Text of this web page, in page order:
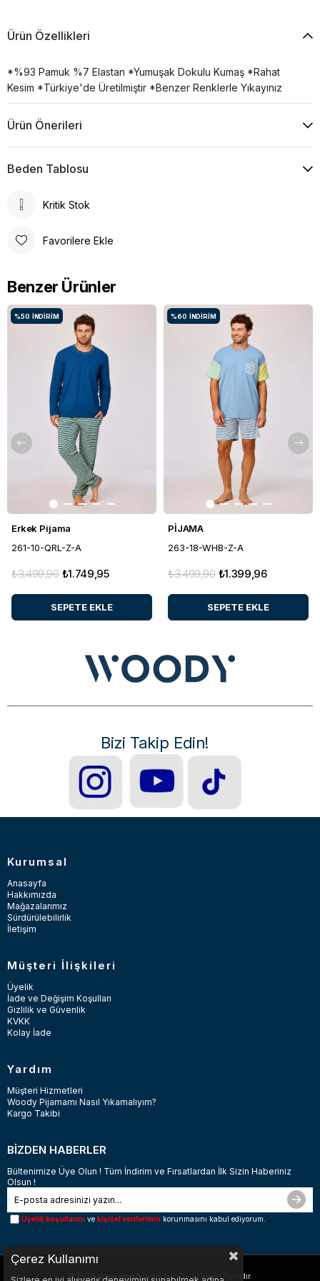
Ürün Özellikleri
*%93 Pamuk %7 Elastan *Yumuşak Dokulu Kumaş *Rahat
Kesim *Türkiye'de Üretilmiştir *Benzer Renklerle Yıkayınız
Ürün Önerileri
Beden Tablosu
Kritik Stok
Favorilere Ekle
Benzer Ürünler
Erkek Pijama
261-10-QRL-Z-A
₺1.749,95
₺3.499,90
SEPETE EKLE
%50 İNDIRIM
PİJAMA
263-18-WHB-Z-A
₺1.399,96
₺3.499,90
SEPETE EKLE
%60 İNDIRIM
Bizi Takip Edin!
Kurumsal
Anasayfa
Hakkımızda
Mağazalarımız
Sürdürülebilirlik
İletişim
Müşteri İlişkileri
Üyelik
İade ve Değişim Koşulları
Gizlilik ve Güvenlik
KVKK
Kolay İade
Yardım
Müşteri Hizmetleri
Woody Pijamamı Nasıl Yıkamalıyım?
Kargo Takibi
BİZDEN HABERLER
Bültenimize Üye Olun ! Tüm İndirim ve Fırsatlardan İlk Sizin Haberiniz
Olsun !
Üyelik koşullarını ve kişisel verilerimin korunmasını kabul ediyorum.
© 2026 www.woody.com.tr - Tüm Hakları Saklıdır.
Çerez Kullanımı